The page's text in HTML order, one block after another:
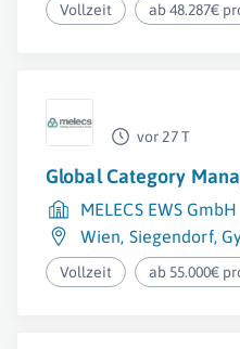
Vollzeit ab 48.287€
vor 27 T
Global Category
MELECS EWS GmbH
Wien, Siegendorf,
Vollzeit ab 55.000€